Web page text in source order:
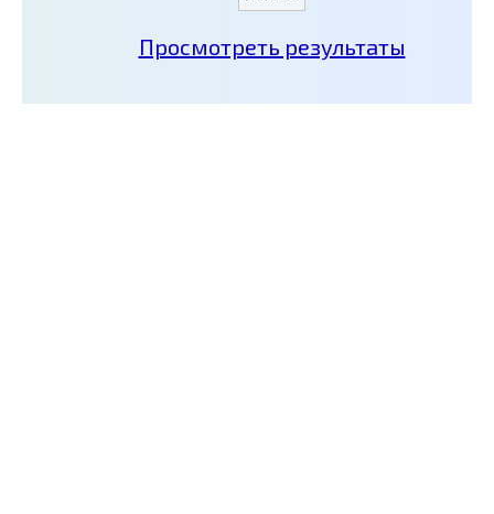
Просмотреть результаты